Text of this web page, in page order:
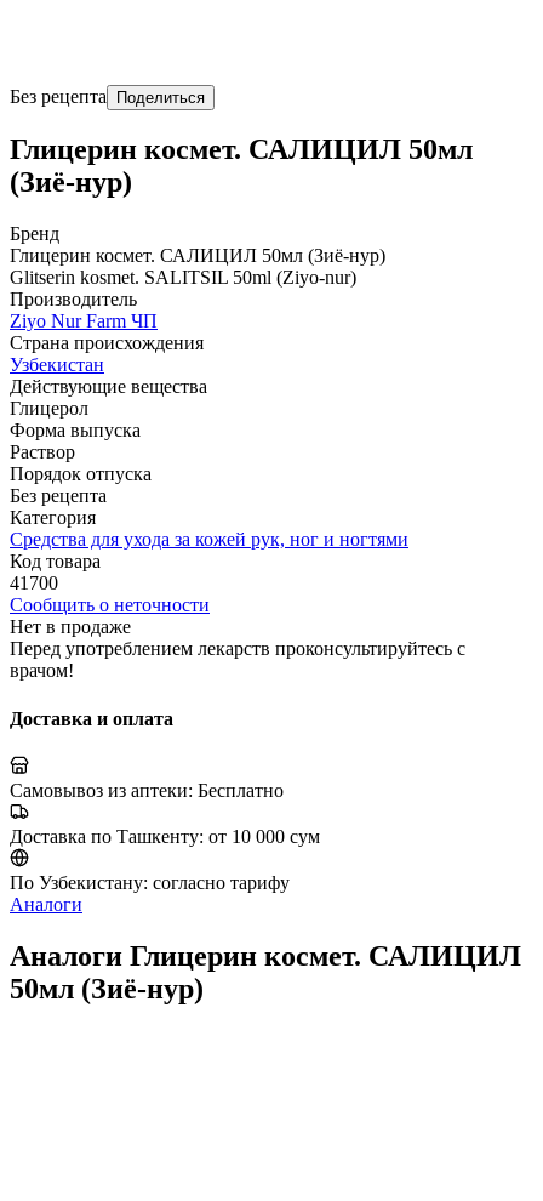
Без рецепта Поделиться
Глицерин космет. САЛИЦИЛ 50мл
(Зиё-нур)
Бренд
Глицерин космет. САЛИЦИЛ 50мл (Зиё-нур)
Glitserin kosmet. SALITSIL 50ml (Ziyo-nur)
Производитель
Ziyo Nur Farm ЧП
Страна происхождения
Узбекистан
Действующие вещества
Глицерол
Форма выпуска
Раствор
Порядок отпуска
Без рецепта
Категория
Средства для ухода за кожей рук, ног и ногтями
Код товара
41700
Сообщить о неточности
Нет в продаже
Перед употреблением лекарств проконсультируйтесь с
врачом!
Доставка и оплата
Самовывоз из аптеки: Бесплатно
Доставка по Ташкенту: от 10 000 сум
По Узбекистану: согласно тарифу
Аналоги
Аналоги Глицерин космет. САЛИЦИЛ
50мл (Зиё-нур)